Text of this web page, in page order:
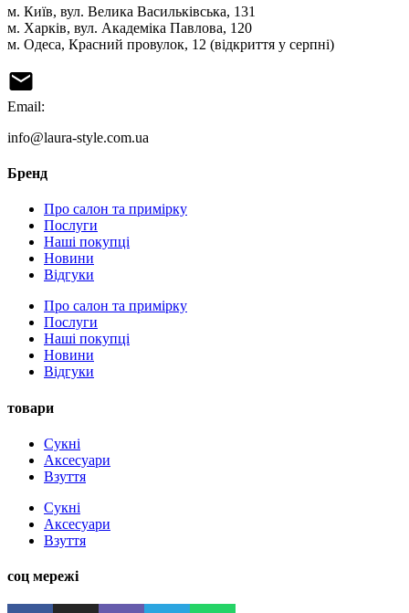
м. Київ, вул. Велика Васильківська, 131
м. Харків, вул. Академіка Павлова, 120
м. Одеса, Красний провулок, 12 (відкриття у серпні)
Email:
info@laura-style.com.ua
Бренд
Про салон та примірку
Послуги
Наші покупці
Новини
Відгуки
Про салон та примірку
Послуги
Наші покупці
Новини
Відгуки
товари
Сукні
Аксесуари
Взуття
Сукні
Аксесуари
Взуття
соц мережі